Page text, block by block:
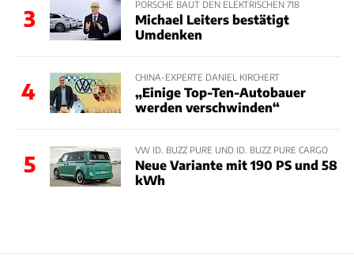
3
PORSCHE BAUT DEN ELEKTRISCHEN 718
Michael Leiters bestätigt
Umdenken
4
CHINA-EXPERTE DANIEL KIRCHERT
„Einige Top-Ten-Autobauer
werden verschwinden“
5
VW ID. BUZZ PURE UND ID. BUZZ PURE CARGO
Neue Variante mit 190 PS und 58
kWh